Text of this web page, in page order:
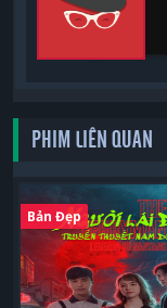
PHIM LIÊN QUAN
Bản Đẹp